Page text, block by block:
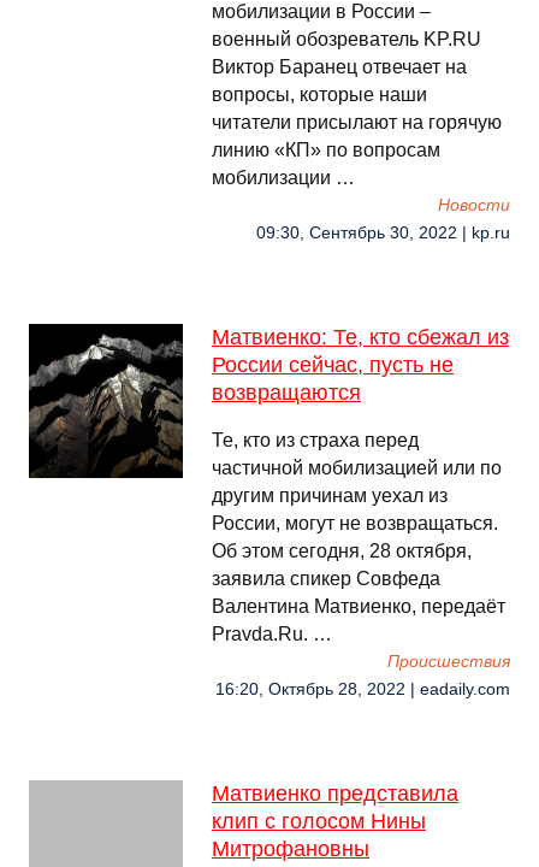
мобилизации в России –
военный обозреватель KP.RU
Виктор Баранец отвечает на
вопросы, которые наши
читатели присылают на горячую
линию «КП» по вопросам
мобилизации …
Новости
09:30, Сентябрь 30, 2022 | kp.ru
Матвиенко: Те, кто сбежал из
России сейчас, пусть не
возвращаются
Те, кто из страха перед
частичной мобилизацией или по
другим причинам уехал из
России, могут не возвращаться.
Об этом сегодня, 28 октября,
заявила спикер Совфеда
Валентина Матвиенко, передаёт
Pravda.Ru. …
Происшествия
16:20, Октябрь 28, 2022 | eadaily.com
Матвиенко представила
клип с голосом Нины
Митрофановны